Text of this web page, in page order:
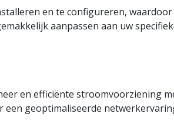
en te configureren,
aanpassen aan uw
en efficiënte stroomvoorziening
geoptimaliseerde